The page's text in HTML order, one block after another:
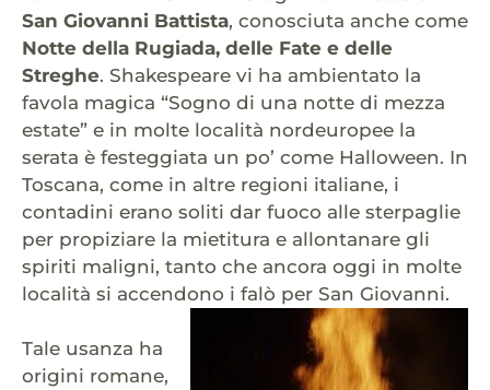
San Giovanni Battista, conosciuta anche come
Notte della Rugiada, delle Fate e delle
Streghe. Shakespeare vi ha ambientato la
favola magica “Sogno di una notte di mezza
estate” e in molte località nordeuropee la
serata è festeggiata un po’ come Halloween. In
Toscana, come in altre regioni italiane, i
contadini erano soliti dar fuoco alle sterpaglie
per propiziare la mietitura e allontanare gli
spiriti maligni, tanto che ancora oggi in molte
località si accendono i falò per San Giovanni.
Tale usanza ha
origini romane,